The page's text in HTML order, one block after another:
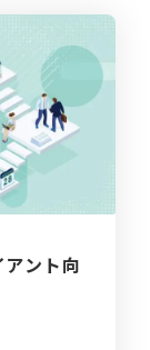
ント向